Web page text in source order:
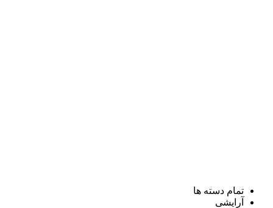
تمام دسته ها
آرایشی